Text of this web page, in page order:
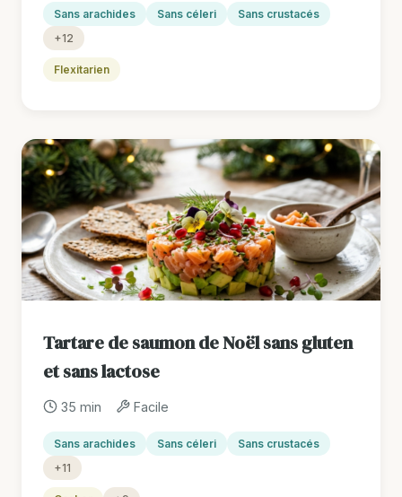
Sans arachides Sans céleri
Sans crustacés
+12
Flexitarien
Tartare de saumon de Noël sans gluten
et sans lactose
35 min Facile
Sans arachides Sans céleri
Sans crustacés
+11